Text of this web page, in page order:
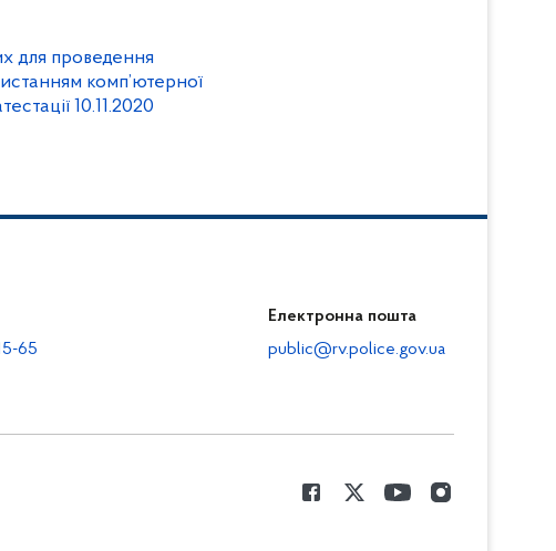
для проведення
комп’ютерної
атестації 10.11.2020
65
Електронна пошта
public@rv.police.gov.ua